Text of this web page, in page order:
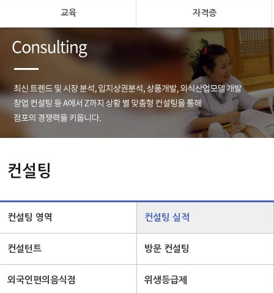
교육 자격증
컨설팅
컨설팅 영역 컨설팅 실적
컨설턴트 방문 컨설팅
외국인편의음식점 위생등급제